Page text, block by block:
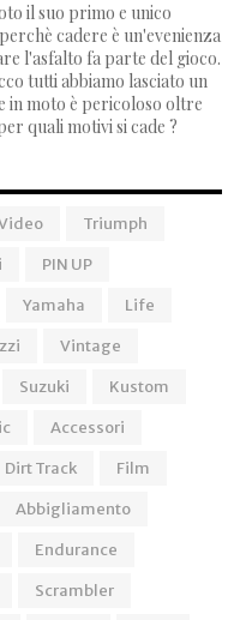
il suo primo e unico
cadere è un'evenienza
l'asfalto fa parte del gioco.
tutti abbiamo lasciato un
in moto è pericoloso oltre
quali motivi si cade ?
Triumph
PIN UP
Yamaha
Life
Vintage
Suzuki
Kustom
Accessori
Dirt Track
Film
Abbigliamento
Endurance
Scrambler